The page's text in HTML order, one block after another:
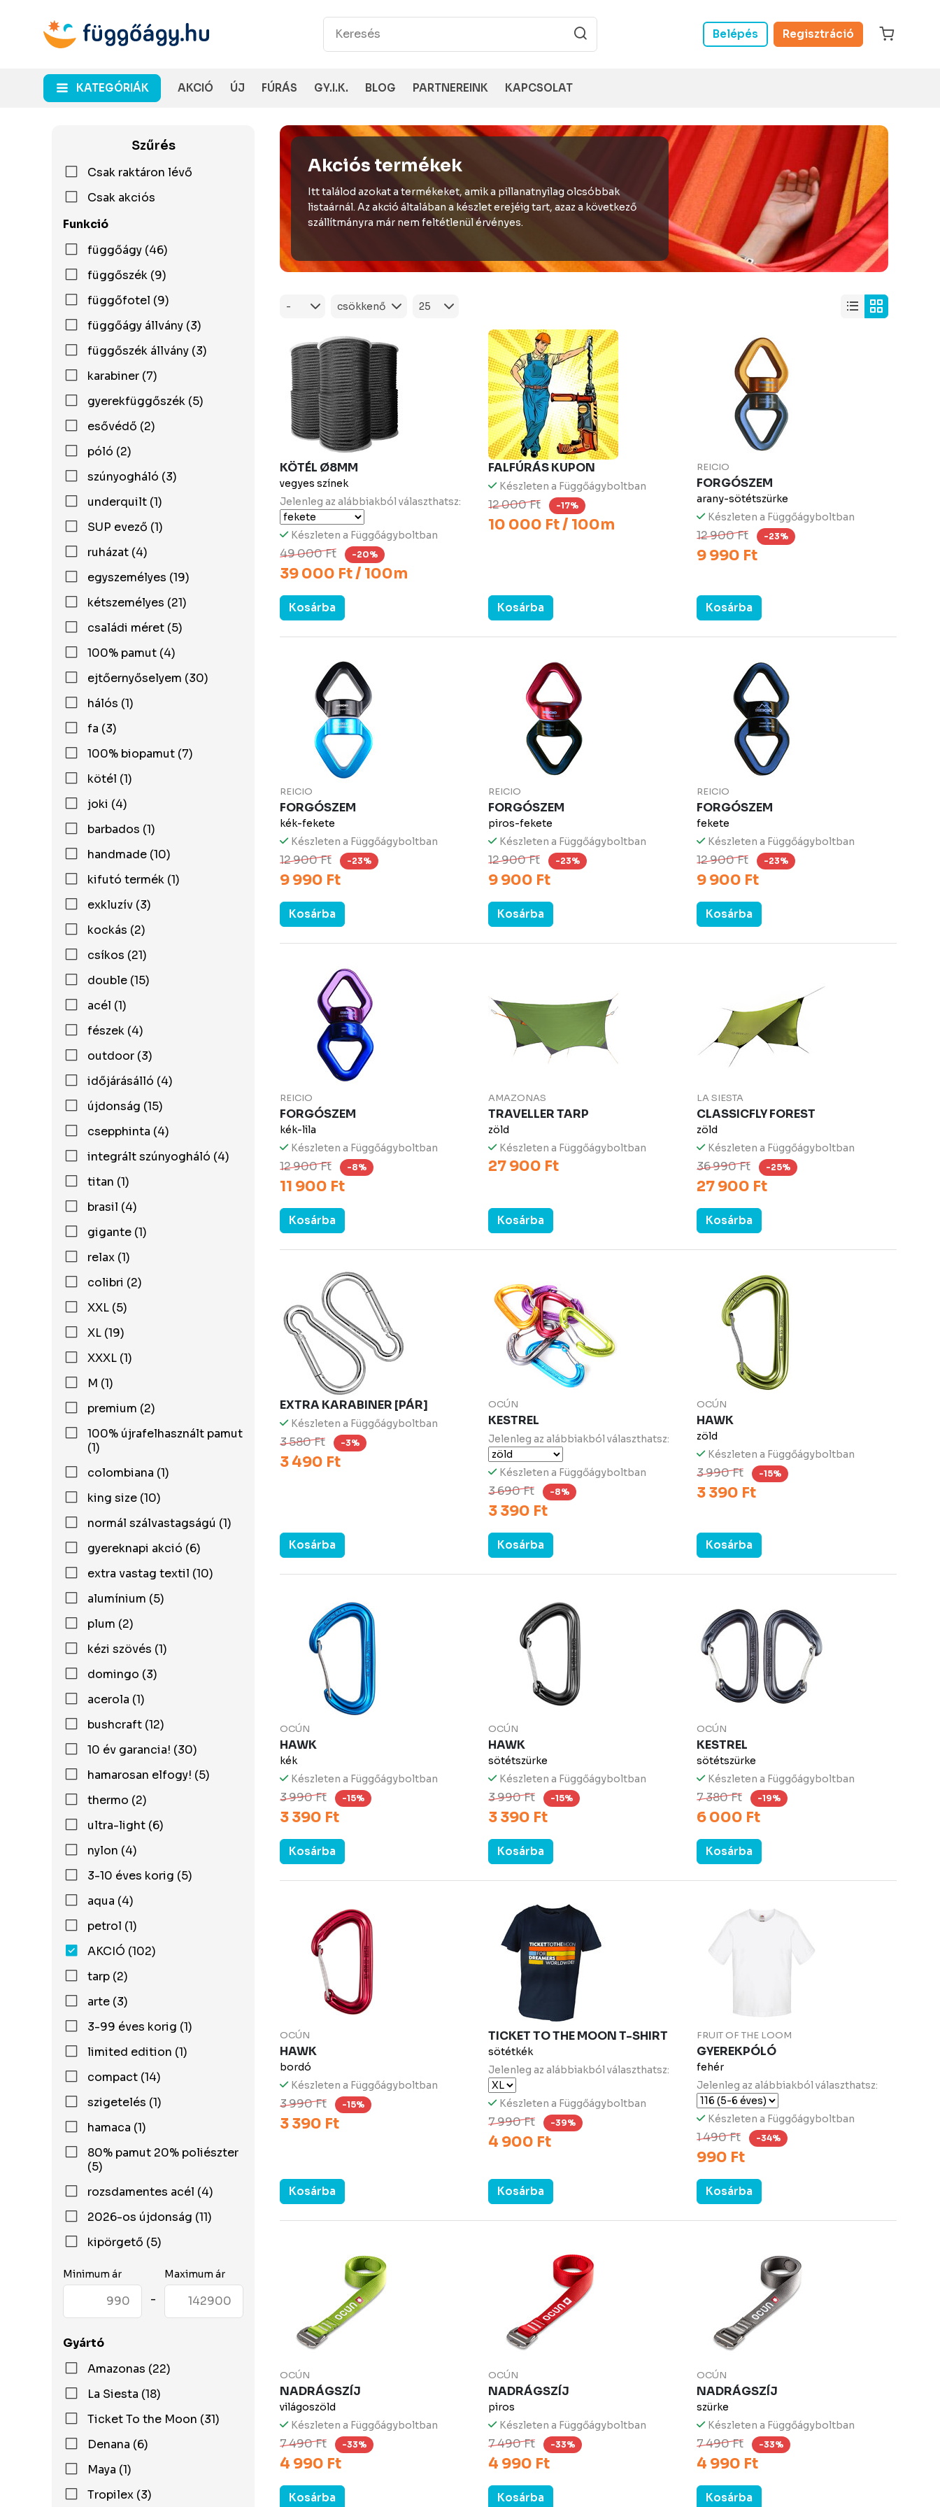
Belépés Regisztráció
KATEGÓRIÁK AKCIÓ ÚJ FÚRÁS GY.I.K. BLOG PARTNEREINK KAPCSOLAT
Szűrés
Csak raktáron lévő
Csak akciós
Funkció
függőágy (46)
függőszék (9)
függőfotel (9)
függőágy állvány (3)
függőszék állvány (3)
karabiner (7)
gyerekfüggőszék (5)
esővédő (2)
póló (2)
szúnyogháló (3)
underquilt (1)
SUP evező (1)
ruházat (4)
egyszemélyes (19)
kétszemélyes (21)
családi méret (5)
100% pamut (4)
ejtőernyőselyem (30)
hálós (1)
fa (3)
100% biopamut (7)
kötél (1)
joki (4)
barbados (1)
handmade (10)
kifutó termék (1)
exkluzív (3)
kockás (2)
csíkos (21)
double (15)
acél (1)
fészek (4)
outdoor (3)
időjárásálló (4)
újdonság (15)
csepphinta (4)
integrált szúnyogháló (4)
titan (1)
brasil (4)
gigante (1)
relax (1)
colibri (2)
XXL (5)
XL (19)
XXXL (1)
M (1)
premium (2)
100% újrafelhasznált pamut
(1)
colombiana (1)
king size (10)
normál szálvastagságú (1)
gyereknapi akció (6)
extra vastag textil (10)
alumínium (5)
plum (2)
kézi szövés (1)
domingo (3)
acerola (1)
bushcraft (12)
10 év garancia! (30)
hamarosan elfogy! (5)
thermo (2)
ultra-light (6)
nylon (4)
3-10 éves korig (5)
aqua (4)
petrol (1)
AKCIÓ (102)
tarp (2)
arte (3)
3-99 éves korig (1)
limited edition (1)
compact (14)
szigetelés (1)
hamaca (1)
80% pamut 20% poliészter
(5)
rozsdamentes acél (4)
2026-os újdonság (11)
kipörgető (5)
Minimum ár
-
Maximum ár
Gyártó
Amazonas (22)
La Siesta (18)
Ticket To the Moon (31)
Denana (6)
Maya (1)
Tropilex (3)
Akciós termékek
Itt találod azokat a termékeket, amik a pillanatnyilag olcsóbbak
listaárnál. Az akció általában a készlet erejéig tart, azaz a következő
szállítmányra már nem feltétlenül érvényes.
KÖTÉL Ø8MM
vegyes színek
Jelenleg az alábbiakból választhatsz:
Készleten a Függőágyboltban
49 000 Ft -20%
39 000 Ft / 100m
Kosárba
FALFÚRÁS KUPON
Készleten a Függőágyboltban
12 000 Ft -17%
10 000 Ft / 100m
Kosárba
REICIO
FORGÓSZEM
arany-sötétszürke
Készleten a Függőágyboltban
12 900 Ft -23%
9 990 Ft
Kosárba
REICIO
FORGÓSZEM
kék-fekete
Készleten a Függőágyboltban
12 900 Ft -23%
9 990 Ft
Kosárba
REICIO
FORGÓSZEM
piros-fekete
Készleten a Függőágyboltban
12 900 Ft -23%
9 900 Ft
Kosárba
REICIO
FORGÓSZEM
fekete
Készleten a Függőágyboltban
12 900 Ft -23%
9 900 Ft
Kosárba
REICIO
FORGÓSZEM
kék-lila
Készleten a Függőágyboltban
12 900 Ft -8%
11 900 Ft
Kosárba
AMAZONAS
TRAVELLER TARP
zöld
Készleten a Függőágyboltban
27 900 Ft
Kosárba
LA SIESTA
CLASSICFLY FOREST
zöld
Készleten a Függőágyboltban
36 990 Ft -25%
27 900 Ft
Kosárba
EXTRA KARABINER [PÁR]
Készleten a Függőágyboltban
3 580 Ft -3%
3 490 Ft
Kosárba
OCÚN
KESTREL
Jelenleg az alábbiakból választhatsz:
Készleten a Függőágyboltban
3 690 Ft -8%
3 390 Ft
Kosárba
OCÚN
HAWK
zöld
Készleten a Függőágyboltban
3 990 Ft -15%
3 390 Ft
Kosárba
OCÚN
HAWK
kék
Készleten a Függőágyboltban
3 990 Ft -15%
3 390 Ft
Kosárba
OCÚN
HAWK
sötétszürke
Készleten a Függőágyboltban
3 990 Ft -15%
3 390 Ft
Kosárba
OCÚN
KESTREL
sötétszürke
Készleten a Függőágyboltban
7 380 Ft -19%
6 000 Ft
Kosárba
OCÚN
HAWK
bordó
Készleten a Függőágyboltban
3 990 Ft -15%
3 390 Ft
Kosárba
TICKET TO THE MOON T-SHIRT
sötétkék
Jelenleg az alábbiakból választhatsz:
Készleten a Függőágyboltban
7 990 Ft -39%
4 900 Ft
Kosárba
FRUIT OF THE LOOM
GYEREKPÓLÓ
fehér
Jelenleg az alábbiakból választhatsz:
Készleten a Függőágyboltban
1 490 Ft -34%
990 Ft
Kosárba
OCÚN
NADRÁGSZÍJ
világoszöld
Készleten a Függőágyboltban
7 490 Ft -33%
4 990 Ft
Kosárba
OCÚN
NADRÁGSZÍJ
piros
Készleten a Függőágyboltban
7 490 Ft -33%
4 990 Ft
Kosárba
OCÚN
NADRÁGSZÍJ
szürke
Készleten a Függőágyboltban
7 490 Ft -33%
4 990 Ft
Kosárba